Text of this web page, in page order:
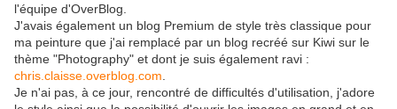
l'équipe d'OverBlog.
J'avais également un blog Premium de style très classique pour
ma peinture que j'ai remplacé par un blog recréé sur Kiwi sur le
thème "Photography" et dont je suis également ravi :
chris.claisse.overblog.com
Je n'ai pas, à ce jour, rencontré de difficultés d'utilisation, j'adore